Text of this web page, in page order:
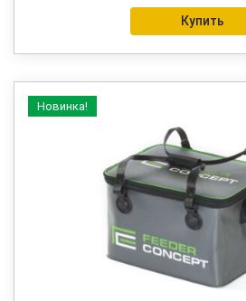
Купить
Новинка!